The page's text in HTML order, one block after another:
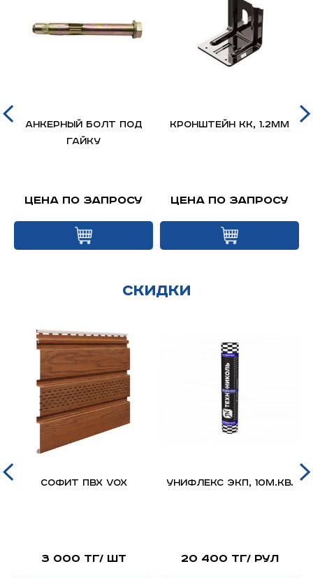
Анкерный болт под
гайку
Цена по запросу
Кронштейн КК, 1.2мм
Цена по запросу
Скидки
Софит ПВХ VOX
3 000 тг/ шт
Унифлекс ЭКП, 10м.кв.
20 400 тг/ рул